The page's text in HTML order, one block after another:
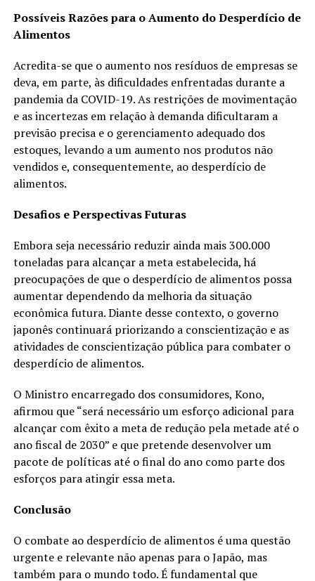
Possíveis Razões para o Aumento do Desperdício de
Alimentos
Acredita-se que o aumento nos resíduos de empresas se
deva, em parte, às dificuldades enfrentadas durante a
pandemia da COVID-19. As restrições de movimentação
e as incertezas em relação à demanda dificultaram a
previsão precisa e o gerenciamento adequado dos
estoques, levando a um aumento nos produtos não
vendidos e, consequentemente, ao desperdício de
alimentos.
Desafios e Perspectivas Futuras
Embora seja necessário reduzir ainda mais 300.000
toneladas para alcançar a meta estabelecida, há
preocupações de que o desperdício de alimentos possa
aumentar dependendo da melhoria da situação
econômica futura. Diante desse contexto, o governo
japonês continuará priorizando a conscientização e as
atividades de conscientização pública para combater o
desperdício de alimentos.
O Ministro encarregado dos consumidores, Kono,
afirmou que “será necessário um esforço adicional para
alcançar com êxito a meta de redução pela metade até o
ano fiscal de 2030” e que pretende desenvolver um
pacote de políticas até o final do ano como parte dos
esforços para atingir essa meta.
Conclusão
O combate ao desperdício de alimentos é uma questão
urgente e relevante não apenas para o Japão, mas
também para o mundo todo. É fundamental que